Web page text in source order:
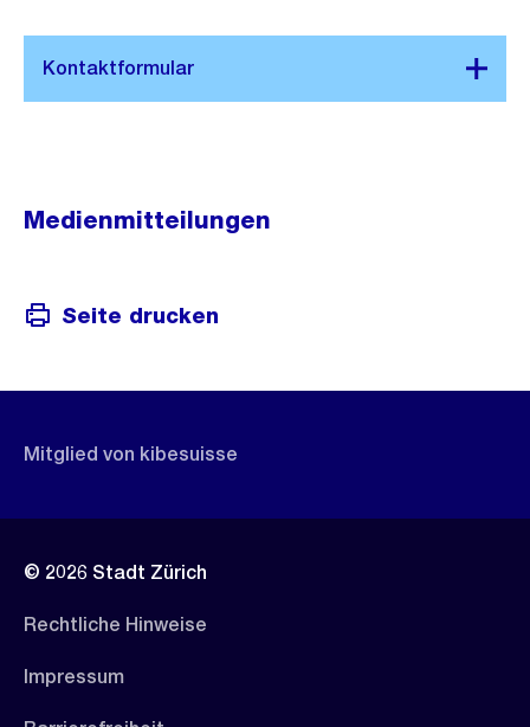
Medienmitteilungen
Seite drucken
Mitglied von kibesuisse
© 2026 Stadt Zürich
Rechtliche Hinweise
Impressum